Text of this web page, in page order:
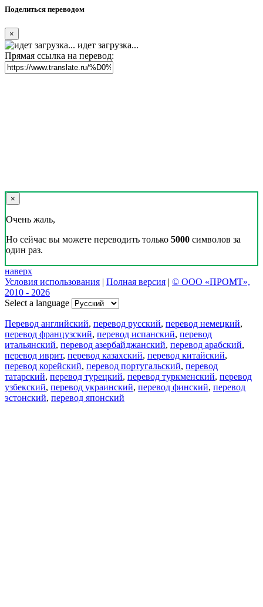
Поделиться переводом
×
идет загрузка...
Прямая ссылка на перевод:
×
Очень жаль,
Но сейчас вы можете переводить только 5000 символов за
один раз.
наверх
Условия использования | Полная версия | © ООО «ПРОМТ»,
2010 - 2026
Select a language
Перевод английский, перевод русский, перевод немецкий,
перевод французский, перевод испанский, перевод
итальянский, перевод азербайджанский, перевод арабский,
перевод иврит, перевод казахский, перевод китайский,
перевод корейский, перевод португальский, перевод
татарский, перевод турецкий, перевод туркменский, перевод
узбекский, перевод украинский, перевод финский, перевод
эстонский, перевод японский